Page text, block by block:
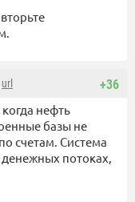
+36
url
нефть
базы не
счетам. Система
потоках,